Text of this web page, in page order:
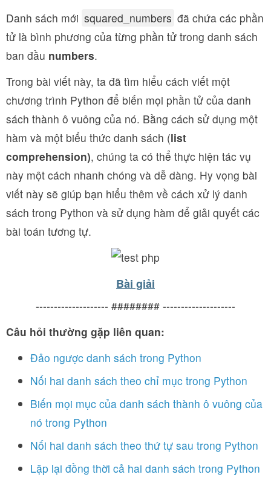
Danh sách mới squared_numbers đã chứa các phần
tử là bình phương của từng phần tử trong danh sách
ban đầu numbers.
Trong bài viết này, ta đã tìm hiểu cách viết một
chương trình Python để biến mọi phần tử của danh
sách thành ô vuông của nó. Bằng cách sử dụng một
hàm và một biểu thức danh sách (list
comprehension), chúng ta có thể thực hiện tác vụ
này một cách nhanh chóng và dễ dàng. Hy vọng bài
viết này sẽ giúp bạn hiểu thêm về cách xử lý danh
sách trong Python và sử dụng hàm để giải quyết các
bài toán tương tự.
Bài giải
-------------------- ######## --------------------
Câu hỏi thường gặp liên quan:
Đảo ngược danh sách trong Python
Nối hai danh sách theo chỉ mục trong Python
Biến mọi mục của danh sách thành ô vuông của
nó trong Python
Nối hai danh sách theo thứ tự sau trong Python
Lặp lại đồng thời cả hai danh sách trong Python